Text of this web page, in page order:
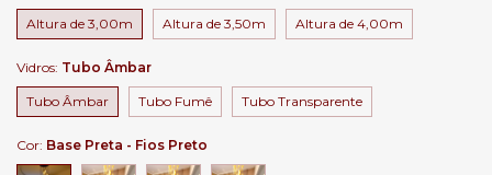
Altura de 3,00m Altura de 3,50m Altura de 4,00m
Vidros: Tubo Âmbar
Tubo Âmbar Tubo Fumê Tubo Transparente
Cor: Base Preta - Fios Preto